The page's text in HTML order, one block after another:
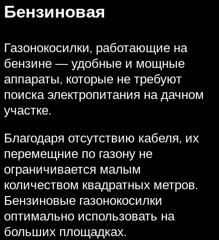
Бензиновая
Газонокосилки, работающие на
бензине — удобные и мощные
аппараты, которые не требуют
поиска электропитания на дачном
участке.
Благодаря отсутствию кабеля, их
перемещние по газону не
ограничивается малым
количеством квадратных метров.
Бензиновые газонокосилки
оптимально использовать на
больших площадках.